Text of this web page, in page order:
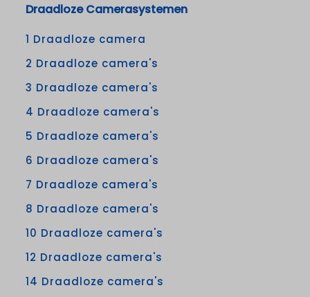
Draadloze Camerasystemen
1 Draadloze camera
2 Draadloze camera's
3 Draadloze camera's
4 Draadloze camera's
5 Draadloze camera's
6 Draadloze camera's
7 Draadloze camera's
8 Draadloze camera's
10 Draadloze camera's
12 Draadloze camera's
14 Draadloze camera's